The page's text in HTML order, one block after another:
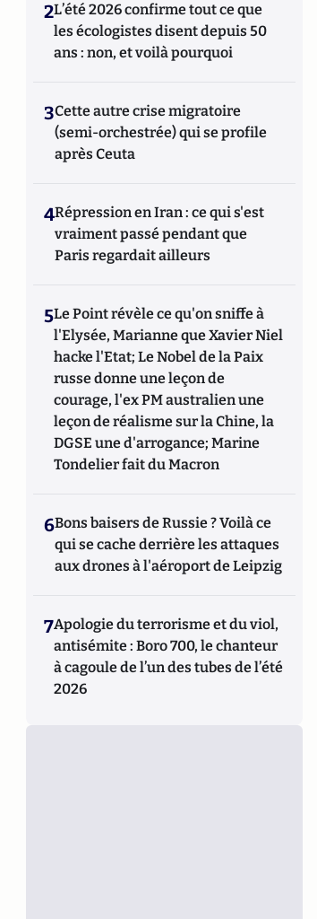
2L’été 2026 confirme tout ce que
les écologistes disent depuis 50
ans : non, et voilà pourquoi
3Cette autre crise migratoire
(semi-orchestrée) qui se profile
après Ceuta
4Répression en Iran : ce qui s'est
vraiment passé pendant que
Paris regardait ailleurs
5Le Point révèle ce qu'on sniffe à
l'Elysée, Marianne que Xavier Niel
hacke l'Etat; Le Nobel de la Paix
russe donne une leçon de
courage, l'ex PM australien une
leçon de réalisme sur la Chine, la
DGSE une d'arrogance; Marine
Tondelier fait du Macron
6Bons baisers de Russie ? Voilà ce
qui se cache derrière les attaques
aux drones à l'aéroport de Leipzig
7Apologie du terrorisme et du viol,
antisémite : Boro 700, le chanteur
à cagoule de l’un des tubes de l’été
2026